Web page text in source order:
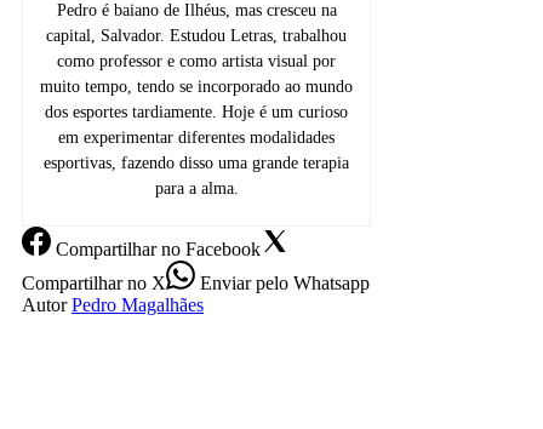
Pedro é baiano de Ilhéus, mas cresceu na
capital, Salvador. Estudou Letras, trabalhou
como professor e como artista visual por
muito tempo, tendo se incorporado ao mundo
dos esportes tardiamente. Hoje é um curioso
em experimentar diferentes modalidades
esportivas, fazendo disso uma grande terapia
para a alma.
Compartilharno Facebook
Compartilharno X Enviarpelo Whatsapp
Autor Pedro Magalhães